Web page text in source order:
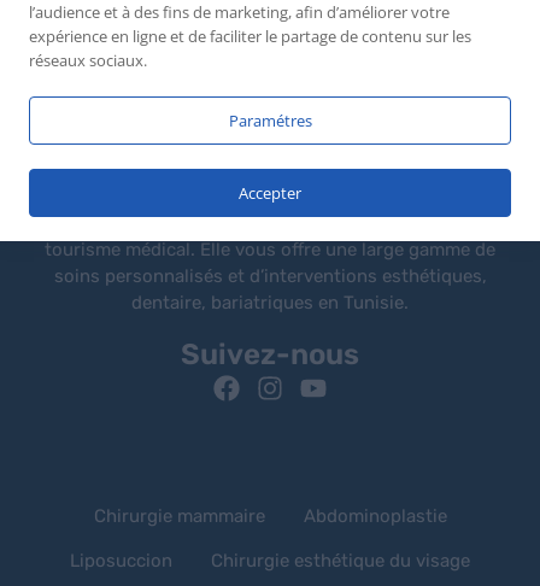
Medcare Vacances est une agence spécialisée dans le
tourisme médical. Elle vous offre une large gamme de
soins personnalisés et d’interventions esthétiques,
dentaire, bariatriques en Tunisie.
Suivez-nous
Chirurgie mammaire Abdominoplastie
Liposuccion Chirurgie esthétique du visage
l’audience et à des fins de marketing, afin d’améliorer votre
expérience en ligne et de faciliter le partage de contenu sur les
réseaux sociaux.
Paramétres
Accepter